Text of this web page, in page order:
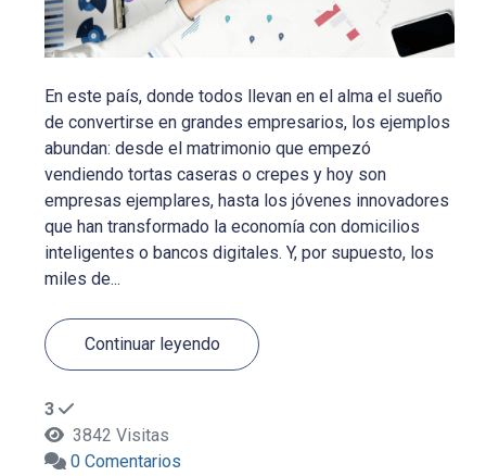
En este país, donde todos llevan en el alma el sueño
de convertirse en grandes empresarios, los ejemplos
abundan: desde el matrimonio que empezó
vendiendo tortas caseras o crepes y hoy son
empresas ejemplares, hasta los jóvenes innovadores
que han transformado la economía con domicilios
inteligentes o bancos digitales. Y, por supuesto, los
miles de...
Continuar leyendo
3
3842 Visitas
0 Comentarios